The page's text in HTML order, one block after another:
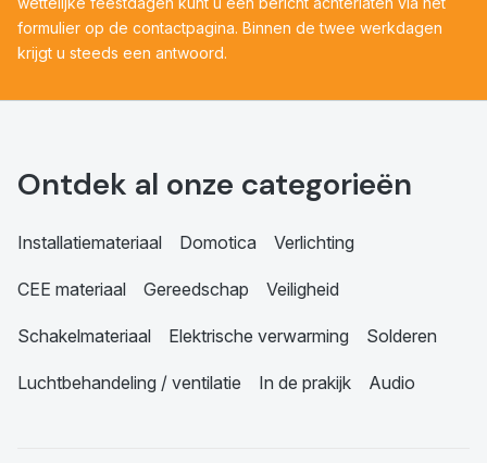
formulier op de contactpagina. Binnen de twee werkdagen
krijgt u steeds een antwoord.
Ontdek al onze categorieën
Installatiemateriaal Domotica Verlichting
CEE materiaal Gereedschap Veiligheid
Schakelmateriaal Elektrische verwarming Solderen
Luchtbehandeling / ventilatie In de prakijk Audio